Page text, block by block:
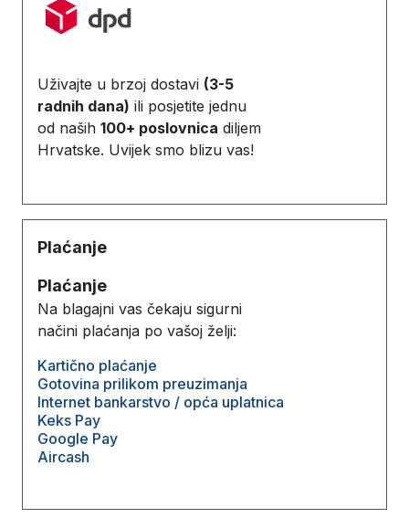
Uživajte u brzoj dostavi (3-5
radnih dana) ili posjetite jednu
od naših 100+ poslovnica diljem
Hrvatske. Uvijek smo blizu vas!
Plaćanje
Plaćanje
Na blagajni vas čekaju sigurni
načini plaćanja po vašoj želji:
Kartično plaćanje
Gotovina prilikom preuzimanja
Internet bankarstvo / opća uplatnica
Keks Pay
Google Pay
Aircash